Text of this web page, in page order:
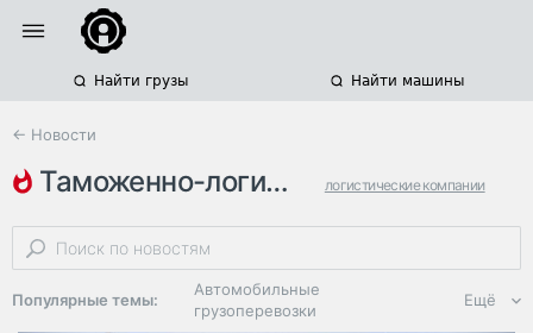
Найти грузы Найти машины
← Новости
таможенно-логистическая групп… логистические компании
история компании автомобильные грузоперевозки
Популярные темы:
Автомобильные
грузоперевозки
Ещё